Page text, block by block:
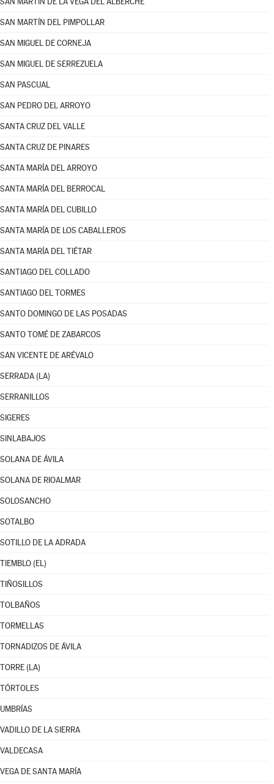
SAN MARTÍN DEL PIMPOLLAR
SAN MIGUEL DE CORNEJA
SAN MIGUEL DE SERREZUELA
SAN PASCUAL
SAN PEDRO DEL ARROYO
SANTA CRUZ DEL VALLE
SANTA CRUZ DE PINARES
SANTA MARÍA DEL ARROYO
SANTA MARÍA DEL BERROCAL
SANTA MARÍA DEL CUBILLO
SANTA MARÍA DE LOS CABALLEROS
SANTA MARÍA DEL TIÉTAR
SANTIAGO DEL COLLADO
SANTIAGO DEL TORMES
SANTO DOMINGO DE LAS POSADAS
SANTO TOMÉ DE ZABARCOS
SAN VICENTE DE ARÉVALO
SERRADA (LA)
SERRANILLOS
SIGERES
SINLABAJOS
SOLANA DE ÁVILA
SOLANA DE RIOALMAR
SOLOSANCHO
SOTALBO
SOTILLO DE LA ADRADA
TIEMBLO (EL)
TIÑOSILLOS
TOLBAÑOS
TORMELLAS
TORNADIZOS DE ÁVILA
TORRE (LA)
TÓRTOLES
UMBRÍAS
VADILLO DE LA SIERRA
VALDECASA
VEGA DE SANTA MARÍA